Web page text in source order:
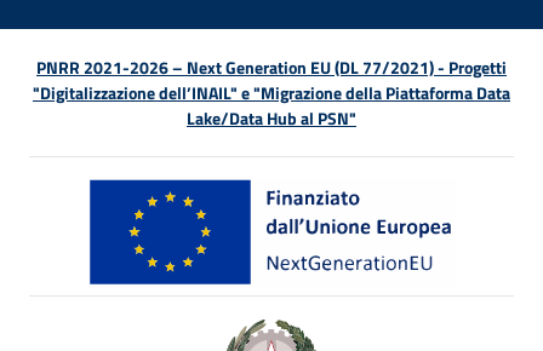
PNRR 2021-2026 – Next Generation EU (DL 77/2021) - Progetti
"Digitalizzazione dell’INAIL" e "Migrazione della Piattaforma Data
Lake/Data Hub al PSN"